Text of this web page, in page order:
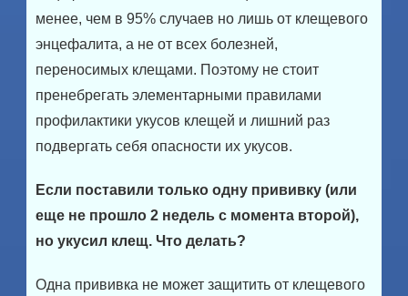
менее, чем в 95% случаев но лишь от клещевого
энцефалита, а не от всех болезней,
переносимых клещами. Поэтому не стоит
пренебрегать элементарными правилами
профилактики укусов клещей и лишний раз
подвергать себя опасности их укусов.
Если поставили только одну прививку (или
еще не прошло 2 недель с момента второй),
но укусил клещ. Что делать?
Одна прививка не может защитить от клещевого